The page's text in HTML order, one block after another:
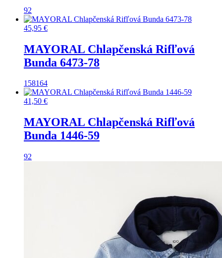
92
45,95 €
MAYORAL Chlapčenská Rifľová
Bunda 6473-78
158164
41,50 €
MAYORAL Chlapčenská Rifľová
Bunda 1446-59
92